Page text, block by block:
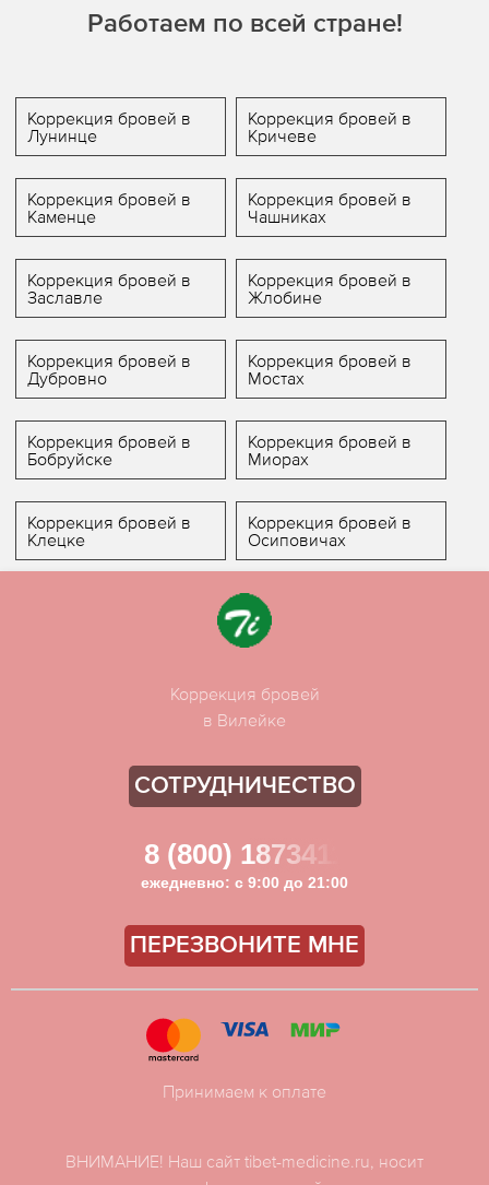
Работаем по всей стране!
Коррекция бровей в
Лунинце
Коррекция бровей в
Кричеве
Коррекция бровей в
Каменце
Коррекция бровей в
Чашниках
Коррекция бровей в
Заславле
Коррекция бровей в
Жлобине
Коррекция бровей в
Дубровно
Коррекция бровей в
Мостах
Коррекция бровей в
Бобруйске
Коррекция бровей в
Миорах
Коррекция бровей в
Клецке
Коррекция бровей в
Осиповичах
Коррекция бровей
в Вилейке
СОТРУДНИЧЕСТВО
8 (800) 1873411
ежедневно: с 9:00 до 21:00
ПЕРЕЗВОНИТЕ МНЕ
ВНИМАНИЕ! Наш сайт tibet-medicine.ru, носит
Принимаем к оплате